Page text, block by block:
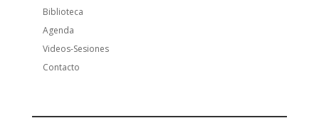
Biblioteca
Agenda
Videos-Sesiones
Contacto